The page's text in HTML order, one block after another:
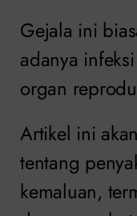
Gejala ini
adanya
organ
Artikel ini
tentang
kemaluan,